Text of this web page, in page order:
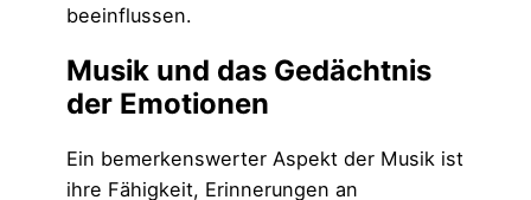
beeinflussen.
Musik und das Gedächtnis
der Emotionen
Ein bemerkenswerter Aspekt der Musik ist
ihre Fähigkeit, Erinnerungen an